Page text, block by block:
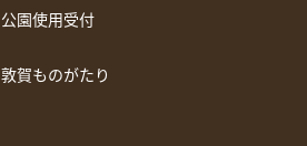
公園使用受付
敦賀ものがたり